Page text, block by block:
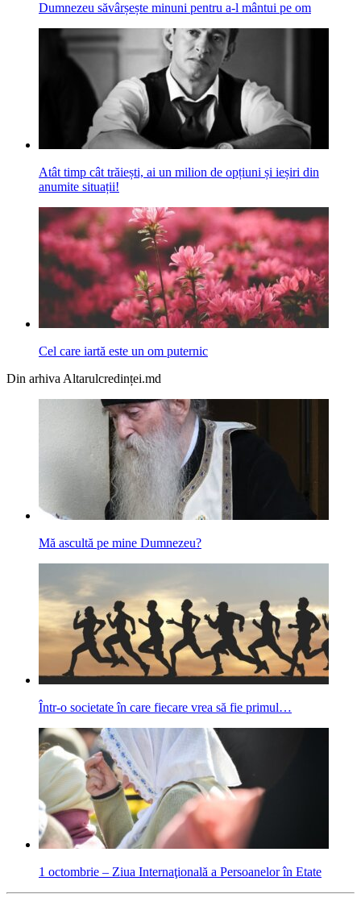
Dumnezeu săvârșește minuni pentru a-l mântui pe om
Atât timp cât trăiești, ai un milion de opțiuni și ieșiri din
anumite situații!
Cel care iartă este un om puternic
Din arhiva Altarulcredinței.md
Mă ascultă pe mine Dumnezeu?
Într-o societate în care fiecare vrea să fie primul…
1 octombrie – Ziua Internaţională a Persoanelor în Etate